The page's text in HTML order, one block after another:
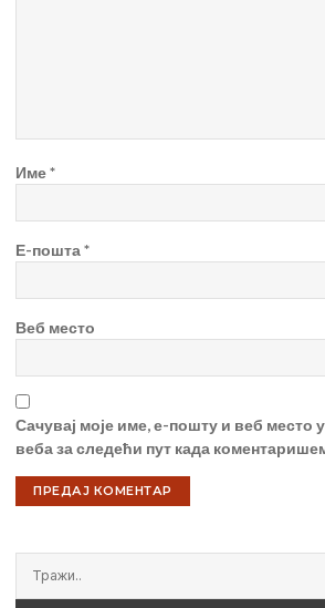
Име*
Е-пошта*
Веб место
Сачувај моје име, е-пошту и веб место
веба за следећи пут када